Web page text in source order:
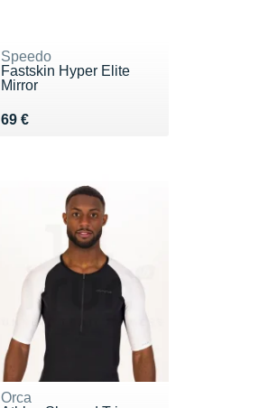
Speedo
Fastskin Hyper Elite
Mirror
69 €
Vendu 69 €
Orca